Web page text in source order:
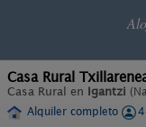
Casa Rural
Casa Rural en Igantzi
Alquiler completo